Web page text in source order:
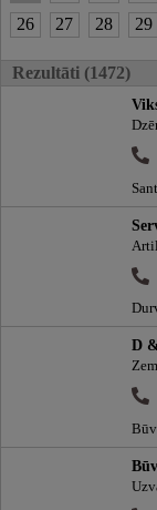
26
27 28 29
Rezultāti (1472)
D